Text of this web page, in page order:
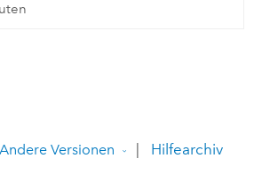
Andere Versionen Hilfearchiv